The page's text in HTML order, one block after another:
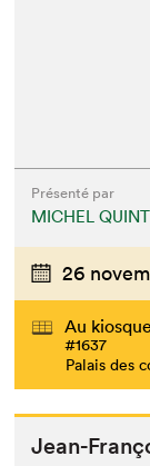
Présenté par
MICHEL
26
Au kiosque
#1637
Palais des
Jean-